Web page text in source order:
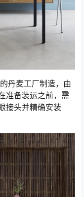
丹麦工厂制造，由
准备装运之前，需
接头并精确安装